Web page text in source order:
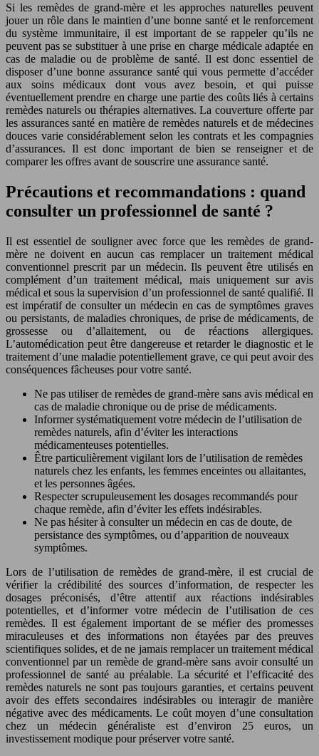
Si les remèdes de grand-mère et les approches naturelles peuvent
jouer un rôle dans le maintien d’une bonne santé et le renforcement
du système immunitaire, il est important de se rappeler qu’ils ne
peuvent pas se substituer à une prise en charge médicale adaptée en
cas de maladie ou de problème de santé. Il est donc essentiel de
disposer d’une bonne assurance santé qui vous permette d’accéder
aux soins médicaux dont vous avez besoin, et qui puisse
éventuellement prendre en charge une partie des coûts liés à certains
remèdes naturels ou thérapies alternatives. La couverture offerte par
les assurances santé en matière de remèdes naturels et de médecines
douces varie considérablement selon les contrats et les compagnies
d’assurances. Il est donc important de bien se renseigner et de
comparer les offres avant de souscrire une assurance santé.
Précautions et recommandations : quand
consulter un professionnel de santé ?
Il est essentiel de souligner avec force que les remèdes de grand-
mère ne doivent en aucun cas remplacer un traitement médical
conventionnel prescrit par un médecin. Ils peuvent être utilisés en
complément d’un traitement médical, mais uniquement sur avis
médical et sous la supervision d’un professionnel de santé qualifié. Il
est impératif de consulter un médecin en cas de symptômes graves
ou persistants, de maladies chroniques, de prise de médicaments, de
grossesse ou d’allaitement, ou de réactions allergiques.
L’automédication peut être dangereuse et retarder le diagnostic et le
traitement d’une maladie potentiellement grave, ce qui peut avoir des
conséquences fâcheuses pour votre santé.
Ne pas utiliser de remèdes de grand-mère sans avis médical en
cas de maladie chronique ou de prise de médicaments.
Informer systématiquement votre médecin de l’utilisation de
remèdes naturels, afin d’éviter les interactions
médicamenteuses potentielles.
Être particulièrement vigilant lors de l’utilisation de remèdes
naturels chez les enfants, les femmes enceintes ou allaitantes,
et les personnes âgées.
Respecter scrupuleusement les dosages recommandés pour
chaque remède, afin d’éviter les effets indésirables.
Ne pas hésiter à consulter un médecin en cas de doute, de
persistance des symptômes, ou d’apparition de nouveaux
symptômes.
Lors de l’utilisation de remèdes de grand-mère, il est crucial de
vérifier la crédibilité des sources d’information, de respecter les
dosages préconisés, d’être attentif aux réactions indésirables
potentielles, et d’informer votre médecin de l’utilisation de ces
remèdes. Il est également important de se méfier des promesses
miraculeuses et des informations non étayées par des preuves
scientifiques solides, et de ne jamais remplacer un traitement médical
conventionnel par un remède de grand-mère sans avoir consulté un
professionnel de santé au préalable. La sécurité et l’efficacité des
remèdes naturels ne sont pas toujours garanties, et certains peuvent
avoir des effets secondaires indésirables ou interagir de manière
négative avec des médicaments. Le coût moyen d’une consultation
chez un médecin généraliste est d’environ 25 euros, un
investissement modique pour préserver votre santé.